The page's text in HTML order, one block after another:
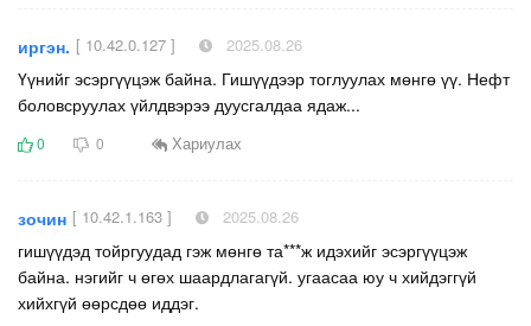
иргэн. [ 10.42.0.127 ] 2025.08.26
Үүнийг эсэргүүцэж байна. Гишүүдээр тоглуулах мөнгө үү. Нефт
боловсруулах үйлдвэрээ дуусгалдаа ядаж...
0 0 Хариулах
зочин [ 10.42.1.163 ] 2025.08.26
гишүүдэд тойргуудад гэж мөнгө та***ж идэхийг эсэргүүцэж
байна. нэгийг ч өгөх шаардлагагүй. угаасаа юу ч хийдэггүй
хийхгүй өөрсдөө иддэг.